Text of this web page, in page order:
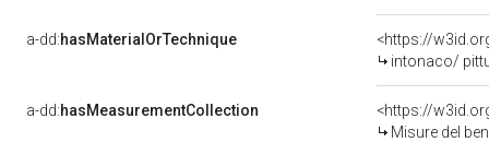
a-dd:hasMaterialOrTechnique
<https://
intonaco/
a-dd:hasMeasurementCollection
<https://
Misure del